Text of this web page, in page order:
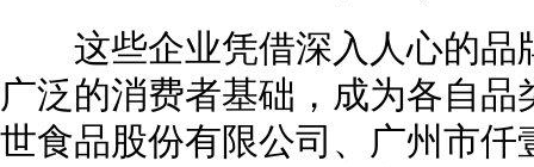
这些企业凭借深入人心的品
广泛的消费者基础，成为各自
世食品股份有限公司、广州市